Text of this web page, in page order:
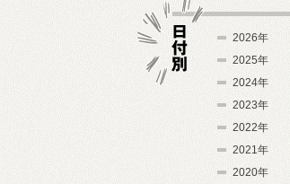
2026年
2025年
2024年
2023年
2022年
2021年
2020年